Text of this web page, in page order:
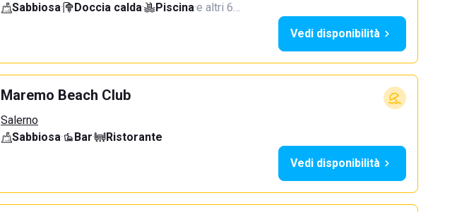
Sabbiosa· Doccia calda· Piscina·e altri 6…
Vedi disponibilità
Maremo Beach Club
Salerno
Sabbiosa· Bar·
Ristorante
Vedi disponibilità